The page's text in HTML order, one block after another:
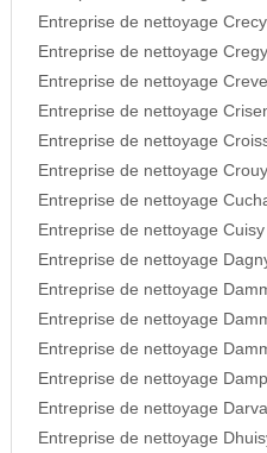
Entreprise de nettoyage
Entreprise de nettoyage
Entreprise de nettoyage
Entreprise de nettoyage
Entreprise de nettoyage
Entreprise de nettoyage
Entreprise de nettoyage
Entreprise de nettoyage
Entreprise de nettoyage
Entreprise de nettoyage
Entreprise de nettoyage
Entreprise de nettoyage
Entreprise de nettoyage
Entreprise de nettoyage
Entreprise de nettoyage